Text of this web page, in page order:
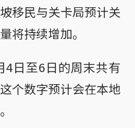
移民与关卡局预计关
将持续增加。
4日至6日的周末共有
个数字预计会在本地